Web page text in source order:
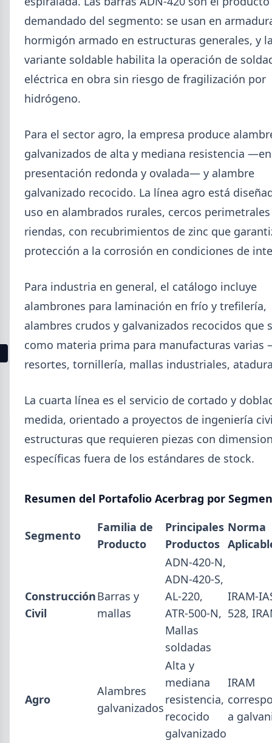
GENERAL 2026-07-22
Ternium Siderar subió la chapa LAC
y LAF, bajó la prepintada
sin revestir más caros, prepintada más barata y
galvanizada sin cambios.
3 4 5 6 7 8 9 10 11 12 13
2026
Julio (9)
Mayo (15)
Paritaria UOM agosto 2026: sin acuerdo, siguen vigentes los
Día de la Siderurgia: cómo llega el sector al aniversario 78 del
Informe ADIMRA junio 2026: la producción metalúrgica cayó
Ternium Siderar subió la chapa LAC y LAF, bajó la prepintada
demandado del segmento: se usan en
hormigón armado en estructuras generales, y
variante soldable habilita la operación de
eléctrica en obra sin riesgo de fragilización por
hidrógeno.
Para el sector agro, la empresa produce
galvanizados de alta y mediana resistencia —en
presentación redonda y ovalada— y alambre
galvanizado recocido. La línea agro está
uso en alambrados rurales, cercos
riendas, con recubrimientos de zinc que
protección a la corrosión en condiciones de
Para industria en general, el catálogo incluye
alambrones para laminación en frío y trefilería,
alambres crudos y galvanizados recocidos que
como materia prima para manufacturas varias
resortes, tornillería, mallas industriales,
La cuarta línea es el servicio de cortado y
medida, orientado a proyectos de ingeniería
estructuras que requieren piezas con
específicas fuera de los estándares de stock.
Resumen del Portafolio Acerbrag por
Segmento
Familia de
Producto
Principales
Productos
Norma
Construcción
Civil
Barras y
mallas
ADN-420-N,
ADN-420-S,
AL-220,
ATR-500-N,
Mallas
soldadas
IRAM-
528,
Agro
Alambres
galvanizados
Alta y
mediana
resistencia,
recocido
galvanizado
IRAM
a